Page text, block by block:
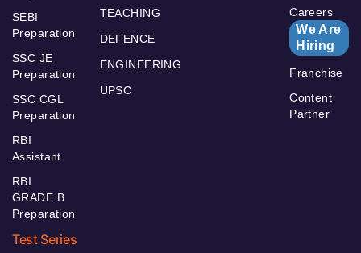
SEBI
Preparation
SSC JE
Preparation
SSC CGL
Preparation
RBI
Assistant
RBI
GRADE B
Preparation
TEACHING
DEFENCE
ENGINEERING
UPSC
Careers
We Are
Hiring
Franchise
Content
Partner
Test Series